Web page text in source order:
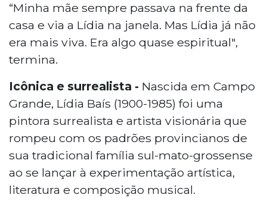
“Minha mãe sempre passava na frente da
casa e via a Lídia na janela. Mas Lídia já não
era mais viva. Era algo quase espiritual",
termina.
Icônica e surrealista - Nascida em Campo
Grande, Lídia Baís (1900-1985) foi uma
pintora surrealista e artista visionária que
rompeu com os padrões provincianos de
sua tradicional família sul-mato-grossense
ao se lançar à experimentação artística,
literatura e composição musical.